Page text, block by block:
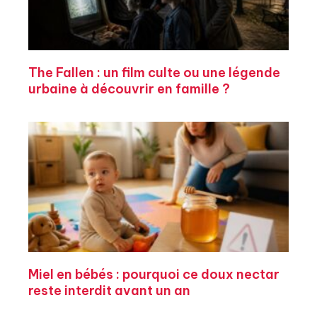
The Fallen : un film culte ou une légende
urbaine à découvrir en famille ?
Miel en bébés : pourquoi ce doux nectar
reste interdit avant un an